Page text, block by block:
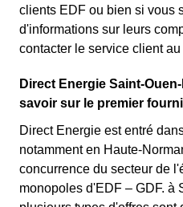
clients EDF ou bien si vous
d'informations sur leurs
contacter le service client
Direct Energie Saint-
savoir sur le premier
Direct Energie est entré
notamment en Haute-
concurrence du secteur de
monopoles d'EDF – GDF. à